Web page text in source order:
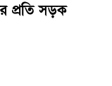
প্রতি সড়ক